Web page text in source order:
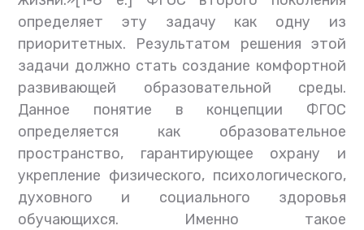
определяет эту задачу как одну из
приоритетных. Результатом решения этой
задачи должно стать создание комфортной
развивающей образовательной среды.
Данное понятие в концепции ФГОС
определяется как образовательное
пространство, гарантирующее охрану и
укрепление физического, психологического,
духовного и социального здоровья
обучающихся. Именно такое